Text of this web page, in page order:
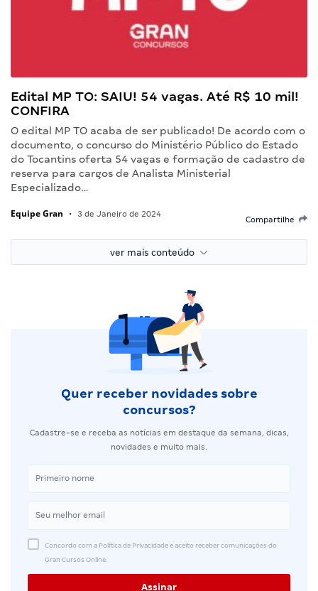
Edital MP TO: SAIU! 54 vagas. Até R$ 10 mil!
CONFIRA
O edital MP TO acaba de ser publicado! De acordo com o
documento, o concurso do Ministério Público do Estado
do Tocantins oferta 54 vagas e formação de cadastro de
reserva para cargos de Analista Ministerial
Especializado…
Equipe Gran • 3 de Janeiro de 2024
Compartilhe
ver mais conteúdo
Quer receber novidades sobre
concursos?
Cadastre-se e receba as notícias em destaque da semana, dicas,
novidades e muito mais.
Concordo com a Política de Privacidade e aceito receber comunicações do
Gran Cursos Online.